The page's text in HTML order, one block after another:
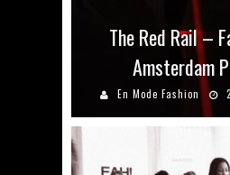
The Red Rail –
Amsterdam
En Mode Fashion